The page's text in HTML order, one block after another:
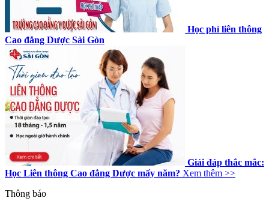
Học phí liên thông
Cao đẳng Dược Sài Gòn
Giải đáp thắc mắc:
Học Liên thông Cao đẳng Dược mấy năm? Xem thêm >>
Thông báo